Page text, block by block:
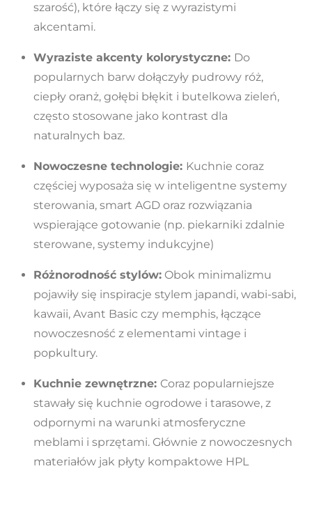
szarość), które łączy się z wyrazistymi
akcentami.
Wyraziste akcenty kolorystyczne: Do
popularnych barw dołączyły pudrowy róż,
ciepły oranż, gołębi błękit i butelkowa zieleń,
często stosowane jako kontrast dla
naturalnych baz.
Nowoczesne technologie: Kuchnie coraz
częściej wyposaża się w inteligentne systemy
sterowania, smart AGD oraz rozwiązania
wspierające gotowanie (np. piekarniki zdalnie
sterowane, systemy indukcyjne)
Różnorodność stylów: Obok minimalizmu
pojawiły się inspiracje stylem japandi, wabi-sabi,
kawaii, Avant Basic czy memphis, łączące
nowoczesność z elementami vintage i
popkultury.
Kuchnie zewnętrzne: Coraz popularniejsze
stawały się kuchnie ogrodowe i tarasowe, z
odpornymi na warunki atmosferyczne
meblami i sprzętami. Głównie z nowoczesnych
materiałów jak płyty kompaktowe HPL